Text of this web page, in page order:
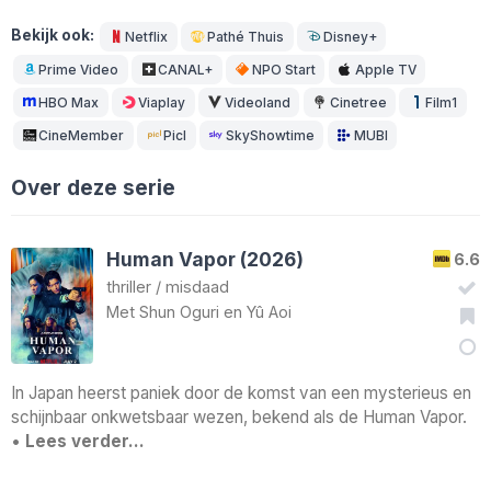
Bekijk ook: Netflix Pathé Thuis Disney+
Prime Video CANAL+ NPO Start Apple TV
HBO Max Viaplay Videoland Cinetree Film1
CineMember Picl SkyShowtime MUBI
Over deze serie
6.6
Human Vapor (2026)
thriller / misdaad
Met Shun Oguri en Yû Aoi
In Japan heerst paniek door de komst van een mysterieus en
schijnbaar onkwetsbaar wezen, bekend als de Human Vapor.
• Lees verder…